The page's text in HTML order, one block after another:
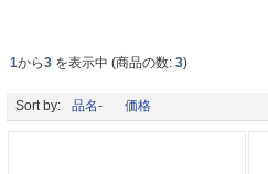
1から3 を表示中 (商品の数: 3)
Sort by: 品名- 価格